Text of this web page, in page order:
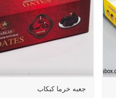
جعبه خرما کبکاب